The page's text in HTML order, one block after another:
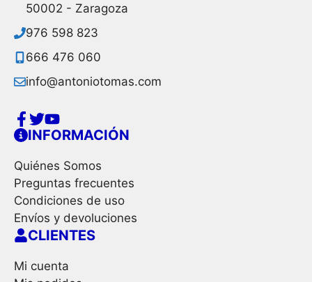
50002 - Zaragoza
976 598 823
666 476 060
info@antoniotomas.com
INFORMACIÓN
Quiénes Somos
Preguntas frecuentes
Condiciones de uso
Envíos y devoluciones
CLIENTES
Mi cuenta